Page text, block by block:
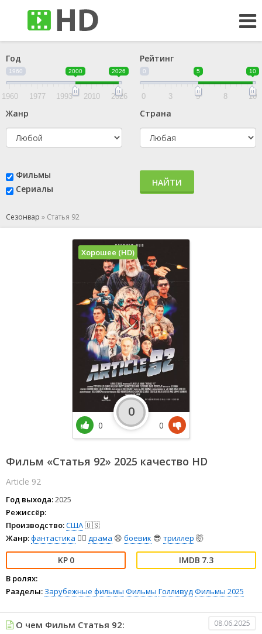
Год
1960 2000 2026
1960 1977 1993 2010 2026
Рейтинг
0 5 10
0 3 5 8 10
Жанр Страна
Фильмы
Сериалы
НАЙТИ
Сезонвар » Статья 92
Фильм «Статья 92» 2025 качество HD
Article 92
Год выхода:2025
Режиссёр:
Производство:США🇺🇸
Жанр:фантастика 🧙‍♀️ драма 😫 боевик 😎 триллер 🤯
0 7.3
В ролях:
Разделы: Зарубежные фильмы Фильмы ГолливудФильмы 2025
Хорошее (HD)
0
0
0
О чем Фильм Статья 92: 08.06.2025